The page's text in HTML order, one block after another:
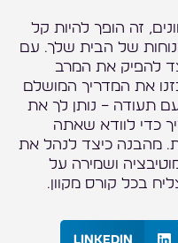
זה הופך להיות קל
של הבית שלך. עם
להפיק את המרב
את המדריך המושלם
תעודה – נותן לך את
כדי לוודא שאתה
מהבנה כיצד לנהל את
ושמירה על
בכל קורס מקוון.
LinkedIn